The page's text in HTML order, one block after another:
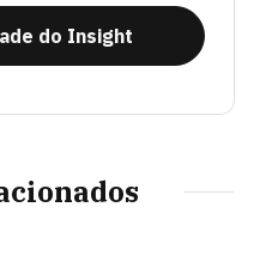
do Insight